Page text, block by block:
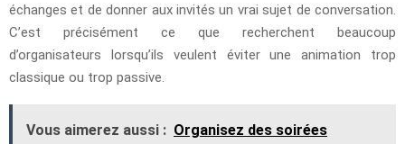
échanges et de donner aux invités un vrai sujet de conversation.
C’est précisément ce que recherchent beaucoup
d’organisateurs lorsqu’ils veulent éviter une animation trop
classique ou trop passive.
Vous aimerez aussi : Organisez des soirées